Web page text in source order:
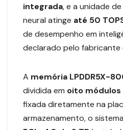
integrada, e a unidade
neural atinge até 50
de desempenho em
declarado pelo fabricante
A memória LPDDR5X-
dividida em oito módulos
fixada diretamente na
armazenamento, o